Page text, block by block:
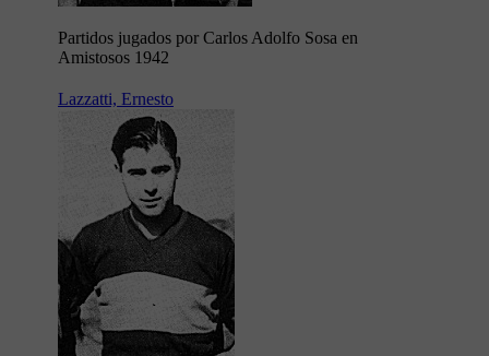
Partidos jugados por Carlos Adolfo Sosa en
Amistosos 1942
Lazzatti, Ernesto